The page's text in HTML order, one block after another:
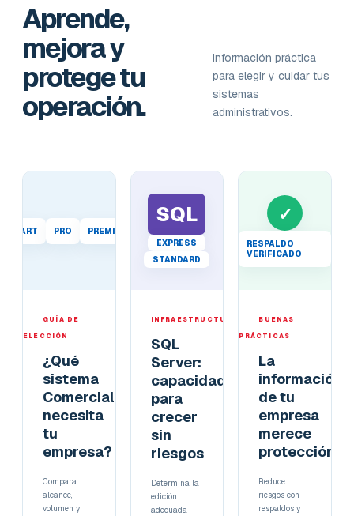
Aprende,
mejora y
protege tu
operación.
Información práctica
para elegir y cuidar tus
sistemas
administrativos.
START PRO PREMIUM
GUÍA DE
ELECCIÓN
¿Qué
sistema
Comercial
necesita
tu
empresa?
Compara
alcance,
volumen y
SQL
EXPRESS
STANDARD
INFRAESTRUCTURA
SQL
Server:
capacidad
para
crecer
sin
riesgos
Determina la
edición
adecuada
✓
RESPALDO
VERIFICADO
BUENAS
PRÁCTICAS
La
información
de tu
empresa
merece
protección
Reduce
riesgos con
respaldos y